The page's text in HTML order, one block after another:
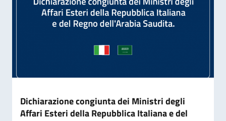
Dichiarazione congiunta dei Ministri degli
Affari Esteri della Repubblica Italiana e del